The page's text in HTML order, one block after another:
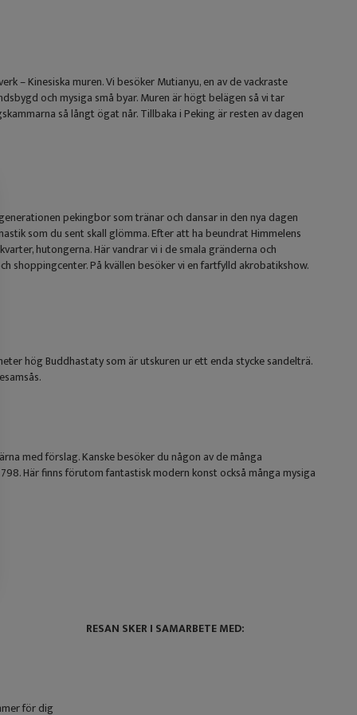
– Kinesiska muren. Vi besöker Mutianyu, en av de vackraste
och mysiga små byar. Muren är högt belägen så vi tar
så långt ögat når. Tillbaka i Peking är resten av dagen
pekingbor som tränar och dansar in den nya dagen
som du sent skall glömma. Efter att ha beundrat Himmelens
hutongerna. Här vandrar vi i de smala gränderna och
shoppingcenter. På kvällen besöker vi en fartfylld akrobatikshow.
hög Buddhastaty som är utskuren ur ett enda stycke sandelträ.
med förslag. Kanske besöker du någon av de många
Här finns förutom fantastisk modern konst också många mysiga
för dig
RESAN SKER I SAMARBETE MED: